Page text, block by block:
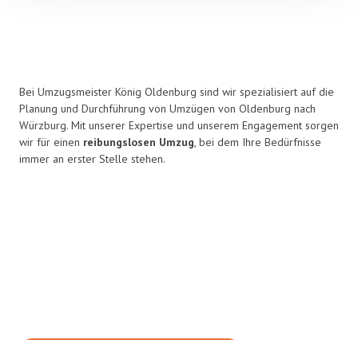
Bei Umzugsmeister König Oldenburg sind wir spezialisiert auf die
Planung und Durchführung von Umzügen von Oldenburg nach
Würzburg. Mit unserer Expertise und unserem Engagement sorgen
wir für einen reibungslosen Umzug, bei dem Ihre Bedürfnisse
immer an erster Stelle stehen.